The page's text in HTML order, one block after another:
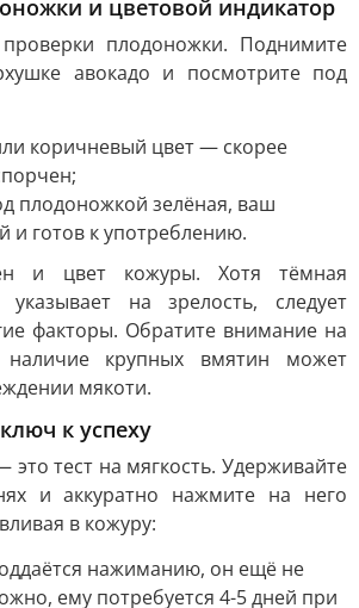
и цветовой индикатор
плодоножки. Поднимите
авокадо и посмотрите под
коричневый цвет — скорее
плодоножкой зелёная, ваш
и готов к употреблению.
и цвет кожуры. Хотя тёмная
на зрелость, следует
факторы. Обратите внимание на
крупных вмятин может
мякоти.
к успеху
тест на мягкость. Удерживайте
и аккуратно нажмите на него
в кожуру:
нажиманию, он ещё не
ему потребуется 4-5 дней при